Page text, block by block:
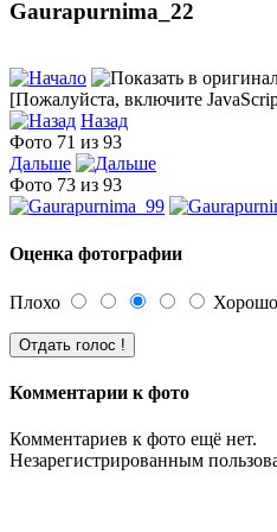
Gaurapurnima_22
[Пожалуйста, включите
Назад
Фото 71 из 93
Дальше
Фото 73 из 93
Оценка фотографии
Плохо Хорошо
Комментарии к фото
Комментариев к фото ещё нет.
Незарегистрированным